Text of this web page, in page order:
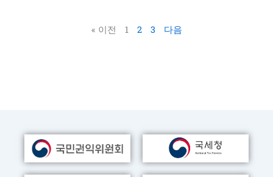
« 이전 1 2 3 다음